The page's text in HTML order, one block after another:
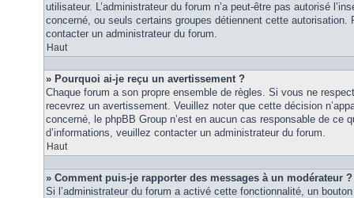
utilisateur. L’administrateur du forum n’a peut-être pas autorisé
concerné, ou seuls certains groupes détiennent cette autorisation.
contacter un administrateur du forum.
Haut
» Pourquoi ai-je reçu un avertissement ?
Chaque forum a son propre ensemble de règles. Si vous ne
recevrez un avertissement. Veuillez noter que cette décision
concerné, le phpBB Group n’est en aucun cas responsable de ce
d’informations, veuillez contacter un administrateur du forum.
Haut
» Comment puis-je rapporter des messages à un modérateur ?
Si l’administrateur du forum a activé cette fonctionnalité, un